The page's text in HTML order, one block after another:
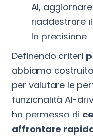
AI,
riaddestrare
la precisione.
Definendo criteri
abbiamo
per valutare le
funzionalità AI-
ha permesso di
affrontare